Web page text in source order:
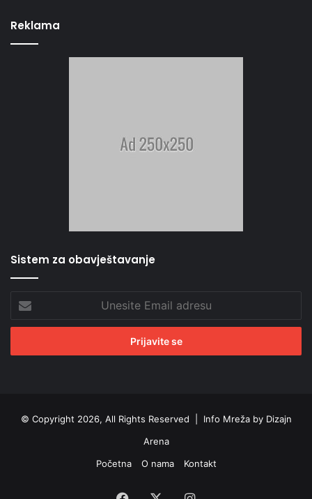
Reklama
Sistem za obavještavanje
Email
adresu
© Copyright 2026, All Rights Reserved | Info Mreža by Dizajn
Arena
Početna
O nama Kontakt